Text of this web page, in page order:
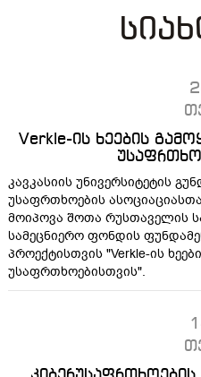
Verkle-ის ხეების
კავკასიის უნივერსიტეტის
უსაფრთხოების
მოიპოვა შოთა რუსთაველის
სამეცნიერო ფონდის
პროექტისთვის "Verkle-ის
უსაფრთხოებისთვის".